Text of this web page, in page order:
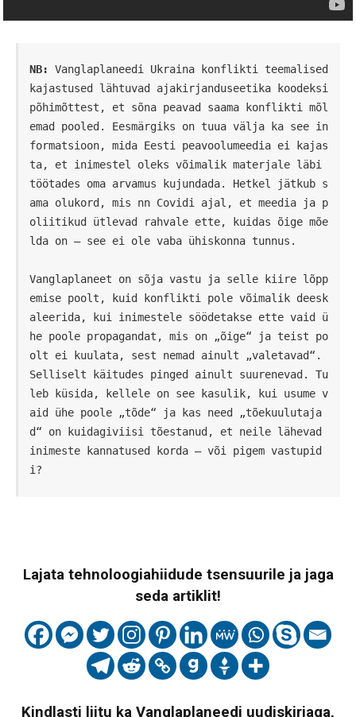
NB:
Vanglaplaneedi Ukraina konflikti teemalised
kajastused lähtuvad ajakirjanduseetika koodeksi
põhimõttest, et sõna peavad saama konflikti mõl
emad pooled. Eesmärgiks on tuua välja ka see in
formatsioon, mida Eesti peavoolumeedia ei kajas
ta, et inimestel oleks võimalik materjale läbi
töötades oma arvamus kujundada. Hetkel jätkub s
ama olukord, mis nn Covidi ajal, et meedia ja p
oliitikud ütlevad rahvale ette, kuidas õige mõe
lda on – see ei ole vaba ühiskonna tunnus.
Vanglaplaneet on sõja vastu ja selle kiire lõpp
emise poolt, kuid konflikti pole võimalik deesk
aleerida, kui inimestele söödetakse ette vaid ü
he poole propagandat, mis on „õige“ ja teist po
olt ei kuulata, sest nemad ainult „valetavad“.
Selliselt käitudes pinged ainult suurenevad. Tu
leb küsida, kellele on see kasulik, kui usume v
aid ühe poole „tõde“ ja kas need „tõekuulutaja
d“ on kuidagiviisi tõestanud, et neile lähevad
inimeste kannatused korda – või pigem vastupid
i?
Lajata tehnoloogiahiidude tsensuurile ja jaga
seda artiklit!
Kindlasti liitu ka Vanglaplaneedi uudiskirjaga,